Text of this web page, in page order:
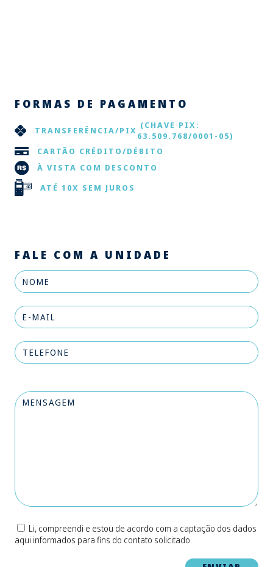
FORMAS DE PAGAMENTO
TRANSFERÊNCIA/PIX (CHAVE PIX:
63.509.768/0001-05)
CARTÃO CRÉDITO/DÉBITO
À VISTA COM DESCONTO
ATÉ 10X SEM JUROS
FALE COM A UNIDADE
Li, compreendi e estou de acordo com a captação dos dados
aqui informados para fins do contato solicitado.